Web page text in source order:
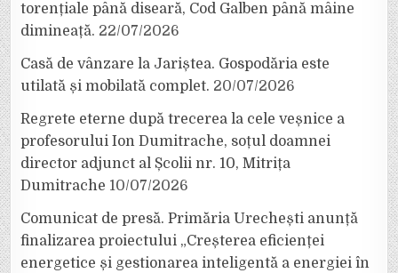
torențiale până diseară, Cod Galben până mâine
dimineață. 22/07/2026
Casă de vânzare la Jariștea. Gospodăria este
utilată și mobilată complet. 20/07/2026
Regrete eterne după trecerea la cele veșnice a
profesorului Ion Dumitrache, soțul doamnei
director adjunct al Școlii nr. 10, Mitrița
Dumitrache 10/07/2026
Comunicat de presă. Primăria Urechești anunță
finalizarea proiectului „Creșterea eficienței
energetice și gestionarea inteligentă a energiei în